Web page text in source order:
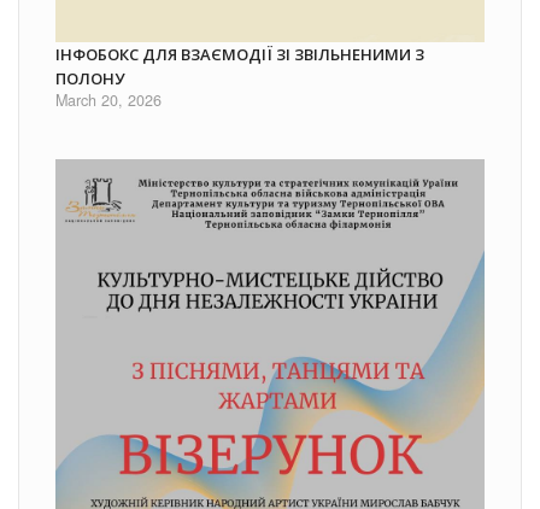
ІНФОБОКС ДЛЯ ВЗАЄМОДІЇ ЗІ ЗВІЛЬНЕНИМИ З
ПОЛОНУ
March 20, 2026